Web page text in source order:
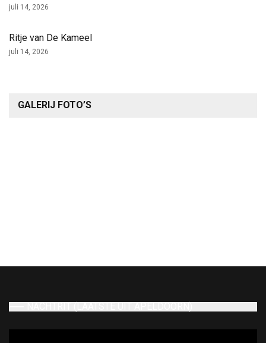
juli 14, 2026
Ritje van De Kameel
juli 14, 2026
GALERIJ FOTO’S